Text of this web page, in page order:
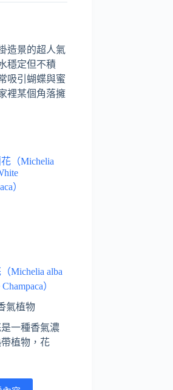
造景的超人氣
穩定但不積
吸引蝴蝶與蜜
裡某個角落擁
Michelia alba
）
氣植物
一種香氣濃
植物，花